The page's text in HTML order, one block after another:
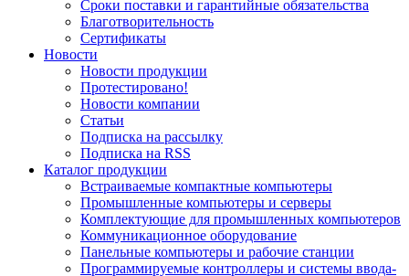
Сроки поставки и гарантийные обязательства
Благотворительность
Сертификаты
Новости
Новости продукции
Протестировано!
Новости компании
Статьи
Подписка на рассылку
Подписка на RSS
Каталог продукции
Встраиваемые компактные компьютеры
Промышленные компьютеры и серверы
Комплектующие для промышленных компьютеров
Коммуникационное оборудование
Панельные компьютеры и рабочие станции
Программируемые контроллеры и системы ввода-